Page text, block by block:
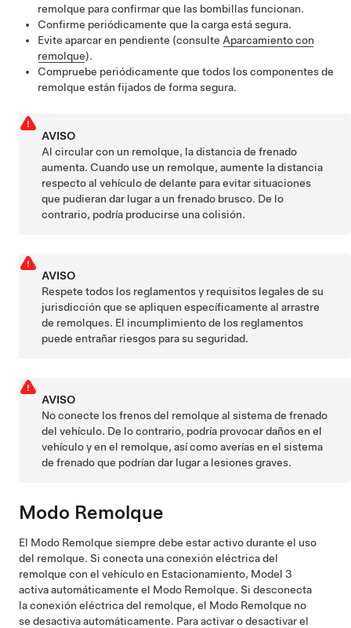
remolque para confirmar que las bombillas funcionan.
Confirme periódicamente que la carga está segura.
Evite aparcar en pendiente (consulte Aparcamiento con
remolque).
Compruebe periódicamente que todos los componentes de
remolque están fijados de forma segura.
AVISO
Al circular con un remolque, la distancia de frenado
aumenta. Cuando use un remolque, aumente la distancia
respecto al vehículo de delante para evitar situaciones
que pudieran dar lugar a un frenado brusco. De lo
contrario, podría producirse una colisión.
AVISO
Respete todos los reglamentos y requisitos legales de su
jurisdicción que se apliquen específicamente al arrastre
de remolques. El incumplimiento de los reglamentos
puede entrañar riesgos para su seguridad.
AVISO
No conecte los frenos del remolque al sistema de frenado
del vehículo. De lo contrario, podría provocar daños en el
vehículo y en el remolque, así como averías en el sistema
de frenado que podrían dar lugar a lesiones graves.
Modo Remolque
El Modo Remolque siempre debe estar activo durante el uso
del remolque. Si conecta una conexión eléctrica del
remolque con el vehículo en Estacionamiento, Model 3
activa automáticamente el Modo Remolque. Si desconecta
la conexión eléctrica del remolque, el Modo Remolque no
se desactiva automáticamente. Para activar o desactivar el